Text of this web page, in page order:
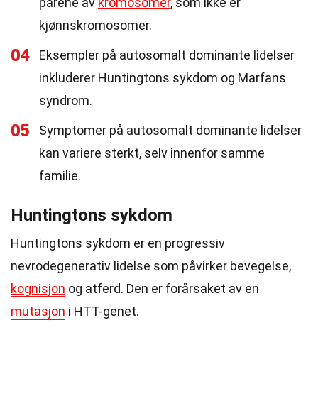
kjønnskromosomer.
04
Eksempler på autosomalt dominante lidelser
inkluderer Huntingtons sykdom og Marfans
syndrom.
05
Symptomer på autosomalt dominante lidelser
kan variere sterkt, selv innenfor samme
familie.
Huntingtons sykdom
Huntingtons sykdom er en progressiv
nevrodegenerativ lidelse som påvirker bevegelse,
kognisjon og atferd. Den er forårsaket av en
mutasjon i HTT-genet.